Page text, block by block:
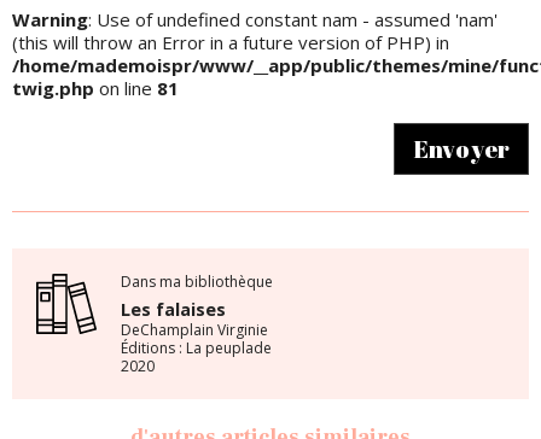
Warning: Use of undefined constant nam - assumed 'nam'
(this will throw an Error in a future version of PHP) in
/home/mademoispr/www/__app/public/themes/mine/
twig.php on line 81
Envoyer
Dans ma bibliothèque
Les falaises
DeChamplain Virginie
Éditions : La peuplade
2020